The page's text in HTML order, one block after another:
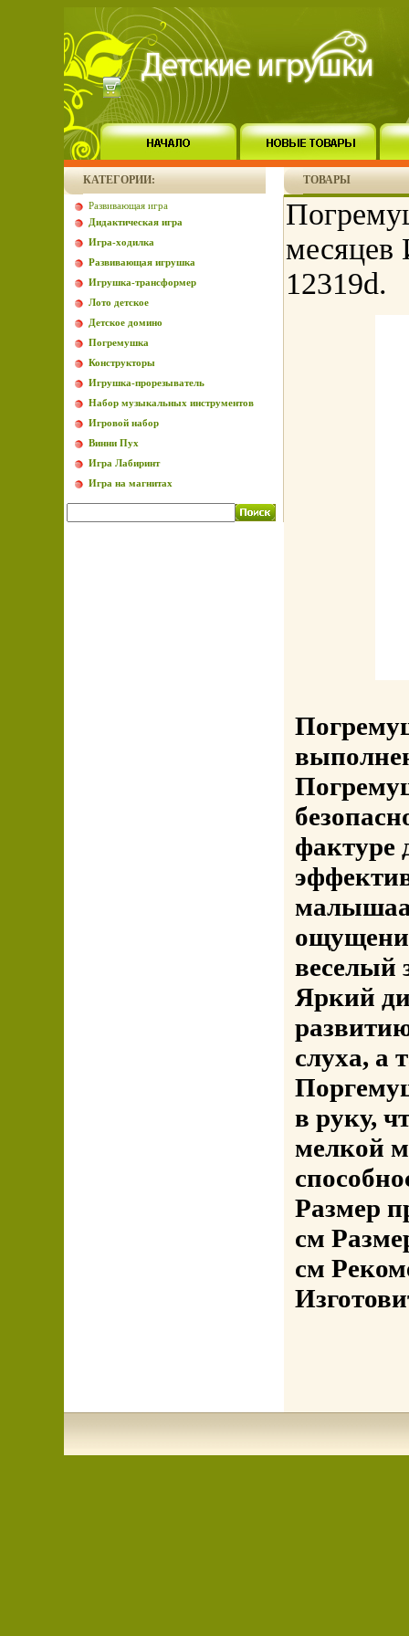
КАТЕГОРИИ:
Развивающая игра
Дидактическая игра
Игра-ходилка
Развивающая игрушка
Игрушка-трансформер
Лото детское
Детское домино
Погремушка
Конструкторы
Игрушка-прорезыватель
Набор музыкальных инструментов
Игровой набор
Винни Пух
Игра Лабиринт
Игра на магнитах
ТОВАРЫ
месяцев
12319d.
фактуре
веселый
Яркий
слуха, а
в руку,
мелкой
Размер
см
см